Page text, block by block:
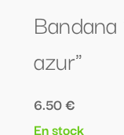
azur"
6.50 €
En stock